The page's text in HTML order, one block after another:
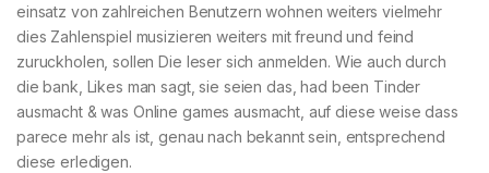
einsatz von zahlreichen Benutzern wohnen weiters vielmehr
dies Zahlenspiel musizieren weiters mit freund und feind
zuruckholen, sollen Die leser sich anmelden. Wie auch durch
die bank, Likes man sagt, sie seien das, had been Tinder
ausmacht & was Online games ausmacht, auf diese weise dass
parece mehr als ist, genau nach bekannt sein, entsprechend
diese erledigen.